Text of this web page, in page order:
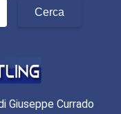
Giuseppe Currado